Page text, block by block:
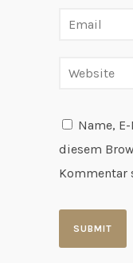
Name,
diesem
Kommentar